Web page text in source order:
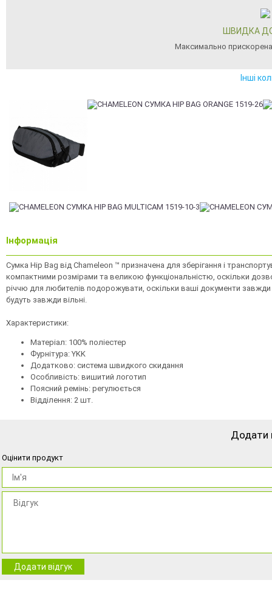
ШВИДКА
Максимально
Інші
Інформація
Сумка Hip Bag від Chameleon ™ призначена для зберігання і
компактними розмірами та великою функціональністю, оскільки
річчю для любителів подорожувати, оскільки ваші документи завжди
будуть завжди вільні.
Характеристики:
Матеріал: 100% поліестер
Фурнітура: YKK
Додатково: система швидкого скидання
Особливість: вишитий логотип
Поясний ремінь: регулюється
Відділення: 2 шт.
Додати
Оцінити продукт
Додати відгук